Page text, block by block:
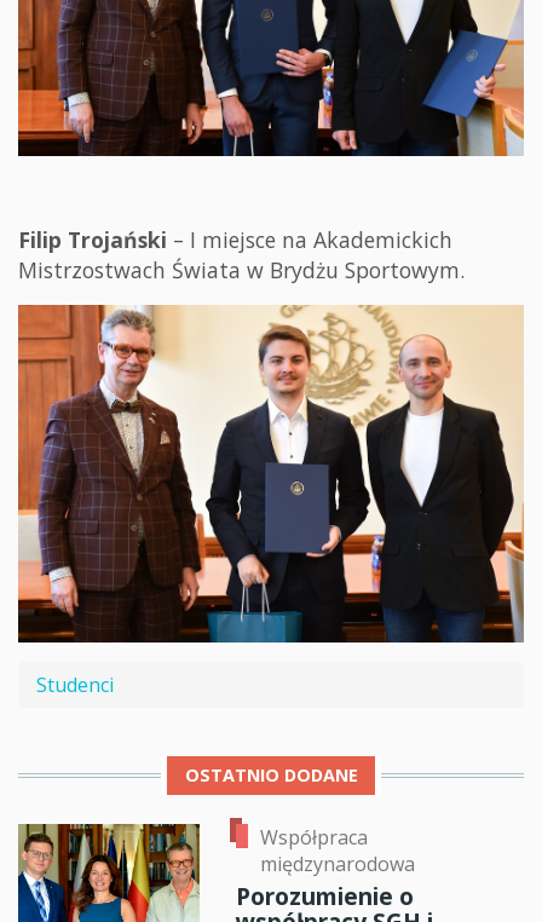
Filip Trojański – I miejsce na Akademickich
Mistrzostwach Świata w Brydżu Sportowym.
Studenci
OSTATNIO DODANE
Współpraca
międzynarodowa
Porozumienie o